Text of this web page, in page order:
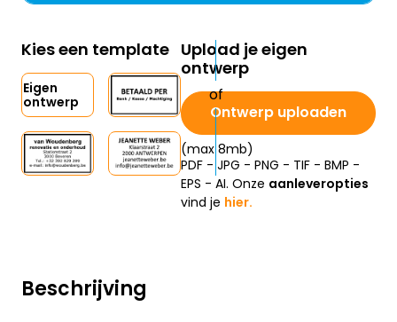
Beschrijving
Kies een template
Eigen
ontwerp
Upload je eigen
ontwerp
Ontwerp uploaden
(max 8mb)
PDF - JPG - PNG - TIF - BMP -
EPS - AI. Onze aanleveropties
vind je hier.